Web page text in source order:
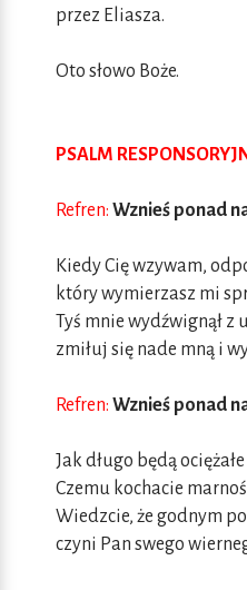
przez Eliasza.
Oto słowo Boże.
PSALM
Refren: Wznieś ponad
Kiedy Cię wzywam,
który wymierzasz mi
Tyś mnie wydźwignął z
zmiłuj się nade mną i
Refren: Wznieś ponad
Jak długo będą
Czemu kochacie
Wiedzcie, że godnym
czyni Pan swego